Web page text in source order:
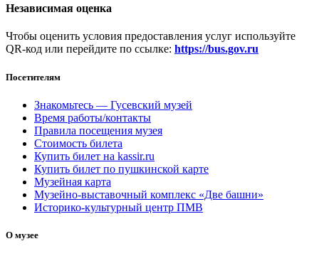
Независимая оценка
Чтобы оценить условия предоставления услуг используйте
QR-код или перейдите по ссылке: https://bus.gov.ru
Посетителям
Знакомьтесь — Гусевский музей
Время работы/контакты
Правила посещения музея
Стоимость билета
Купить билет на kassir.ru
Купить билет по пушкинской карте
Музейная карта
Музейно-выставочный комплекс «Две башни»
Историко-культурный центр ПМВ
О музее